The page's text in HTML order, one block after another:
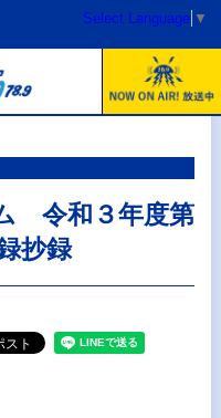
Select Language ▼
令和３年度第
抄録